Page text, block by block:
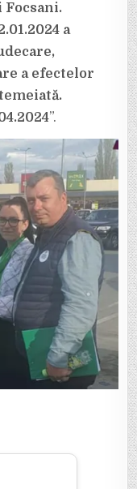
MUNICIPIULUI
a
a efectelor
”.